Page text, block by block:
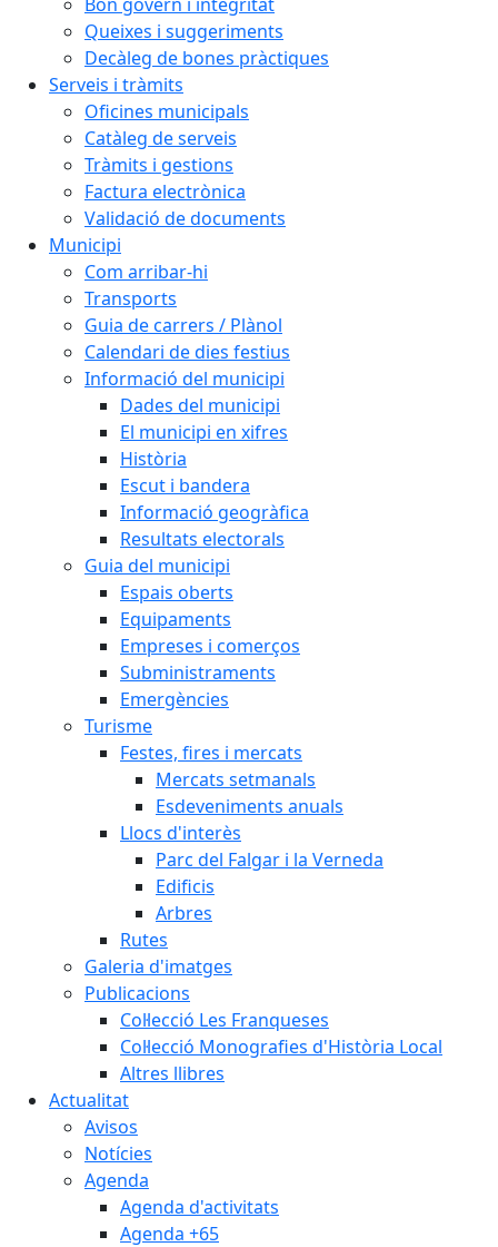
Queixes i suggeriments
Decàleg de bones pràctiques
Serveis i tràmits
Oficines municipals
Catàleg de serveis
Tràmits i gestions
Factura electrònica
Validació de documents
Municipi
Com arribar-hi
Transports
Guia de carrers / Plànol
Calendari de dies festius
Informació del municipi
Dades del municipi
El municipi en xifres
Història
Escut i bandera
Informació geogràfica
Resultats electorals
Guia del municipi
Espais oberts
Equipaments
Empreses i comerços
Subministraments
Emergències
Turisme
Festes, fires i mercats
Mercats setmanals
Esdeveniments anuals
Llocs d'interès
Parc del Falgar i la Verneda
Edificis
Arbres
Rutes
Galeria d'imatges
Publicacions
Col·lecció Les Franqueses
Col·lecció Monografies d'Història Local
Altres llibres
Actualitat
Avisos
Notícies
Agenda
Agenda d'activitats
Agenda +65